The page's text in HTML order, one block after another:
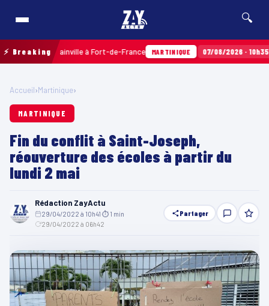
🔍
⚡ Breaking
Terres Sainville à Fort-de-France MARTINIQUE 07/08/2026 · 10h35
Accueil›Martinique›
MARTINIQUE
Fin du conflit à Saint-Joseph,
réouverture des écoles à partir du
lundi 2 mai
Rédaction ZayActu
29/04/2022 à 10h41 ⏱ 1 min
29/04/2022 à 06h42
Partager